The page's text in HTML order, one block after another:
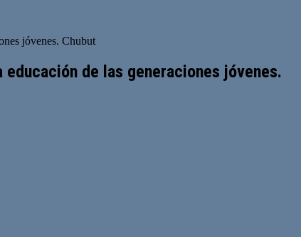
jóvenes. Chubut
de las generaciones jóvenes.